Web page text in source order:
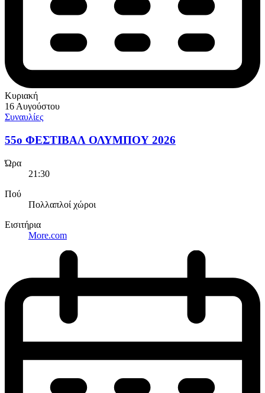
Κυριακή
16 Αυγούστου
Συναυλίες
55ο ΦΕΣΤΙΒΑΛ ΟΛΥΜΠΟΥ 2026
Ώρα
21:30
Πού
Πολλαπλοί χώροι
Εισιτήρια
More.com